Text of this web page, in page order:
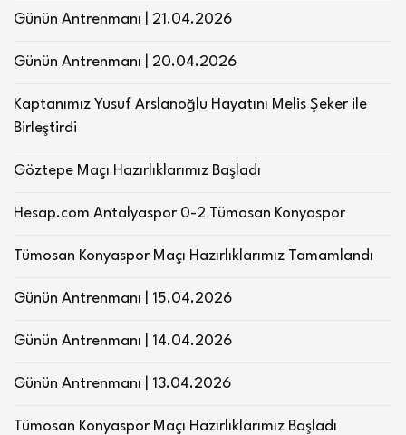
Günün Antrenmanı | 21.04.2026
Günün Antrenmanı | 20.04.2026
Kaptanımız Yusuf Arslanoğlu Hayatını Melis Şeker ile
Birleştirdi
Göztepe Maçı Hazırlıklarımız Başladı
Hesap.com Antalyaspor 0-2 Tümosan Konyaspor
Tümosan Konyaspor Maçı Hazırlıklarımız Tamamlandı
Günün Antrenmanı | 15.04.2026
Günün Antrenmanı | 14.04.2026
Günün Antrenmanı | 13.04.2026
Tümosan Konyaspor Maçı Hazırlıklarımız Başladı